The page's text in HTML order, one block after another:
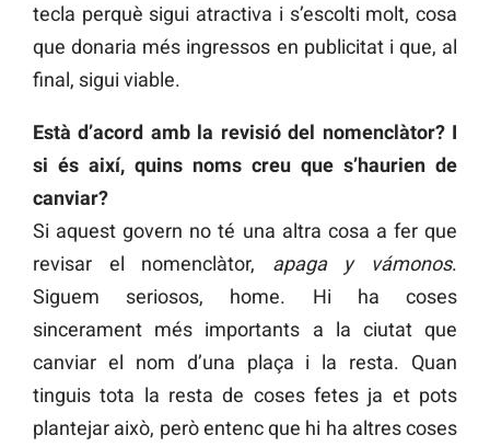
tecla perquè sigui atractiva i s’escolti molt, cosa
que donaria més ingressos en publicitat i que, al
final, sigui viable.
Està d’acord amb la revisió del nomenclàtor? I
si és així, quins noms creu que s’haurien de
canviar?
Si aquest govern no té una altra cosa a fer que
revisar el nomenclàtor, apaga y vámonos.
Siguem seriosos, home. Hi ha coses
sincerament més importants a la ciutat que
canviar el nom d’una plaça i la resta. Quan
tinguis tota la resta de coses fetes ja et pots
plantejar això, però entenc que hi ha altres coses